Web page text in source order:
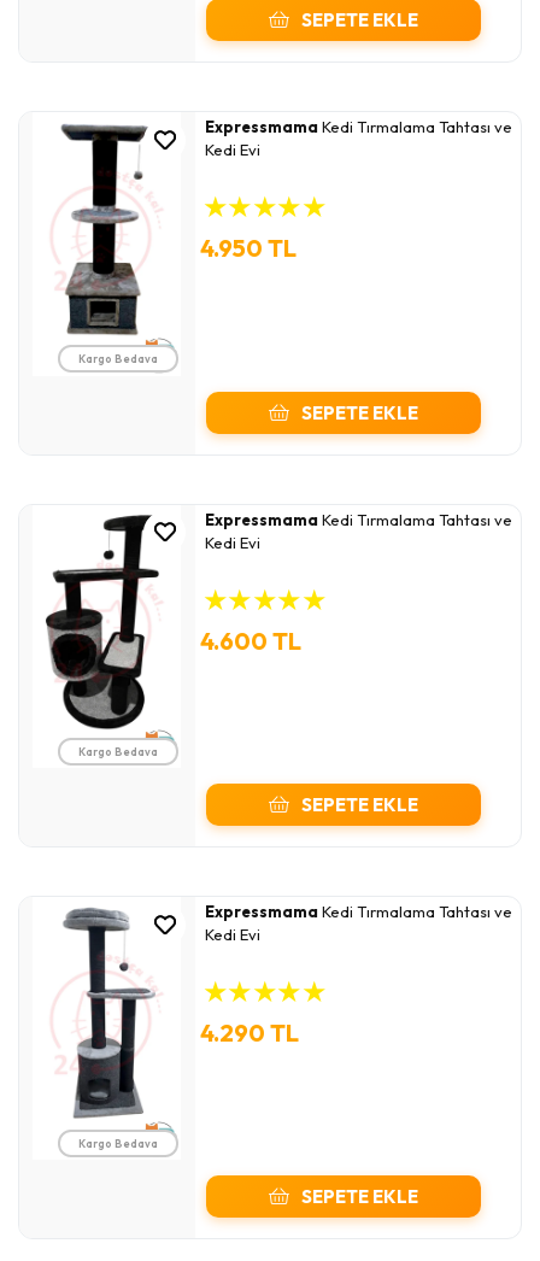
SEPETE EKLE
Kargo Bedava
Expressmama Kedi Tırmalama Tahtası ve
Kedi Evi
★★★★★
4.950 TL
SEPETE EKLE
Kargo Bedava
Expressmama Kedi Tırmalama Tahtası ve
Kedi Evi
★★★★★
4.600 TL
SEPETE EKLE
Kargo Bedava
Expressmama Kedi Tırmalama Tahtası ve
Kedi Evi
★★★★★
4.290 TL
SEPETE EKLE